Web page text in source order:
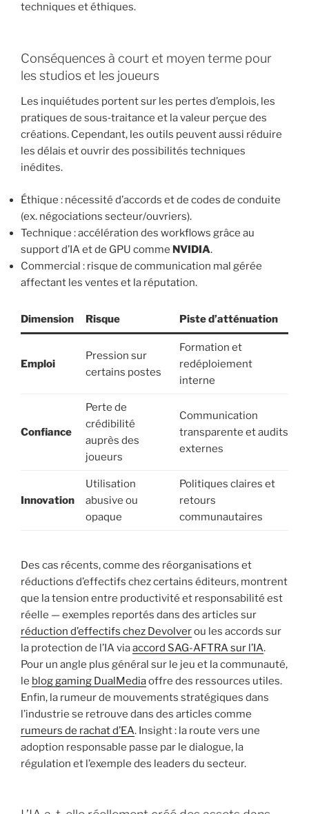
techniques et éthiques.
Conséquences à court et moyen terme pour
les studios et les joueurs
Les inquiétudes portent sur les pertes d’emplois, les
pratiques de sous‑traitance et la valeur perçue des
créations. Cependant, les outils peuvent aussi réduire
les délais et ouvrir des possibilités techniques
inédites.
Éthique : nécessité d’accords et de codes de conduite
(ex. négociations secteur/ouvriers).
Technique : accélération des workflows grâce au
support d’IA et de GPU comme NVIDIA.
Commercial : risque de communication mal gérée
affectant les ventes et la réputation.
Dimension Risque Piste d’atténuation
Emploi
Pression sur
certains postes
Formation et
redéploiement
interne
Confiance
Perte de
crédibilité
auprès des
joueurs
Communication
transparente et audits
externes
Innovation
Utilisation
abusive ou
opaque
Politiques claires et
retours
communautaires
Des cas récents, comme des réorganisations et
réductions d’effectifs chez certains éditeurs, montrent
que la tension entre productivité et responsabilité est
réelle — exemples reportés dans des articles sur
réduction d’effectifs chez Devolverou les accords sur
la protection de l’IA viaaccord SAG-AFTRA sur l’IA.
Pour un angle plus général sur le jeu et la communauté,
le blog gaming DualMediaoffre des ressources utiles.
Enfin, la rumeur de mouvements stratégiques dans
l’industrie se retrouve dans des articles comme
rumeurs de rachat d’EA. Insight : la route vers une
adoption responsable passe par le dialogue, la
régulation et l’exemple des leaders du secteur.